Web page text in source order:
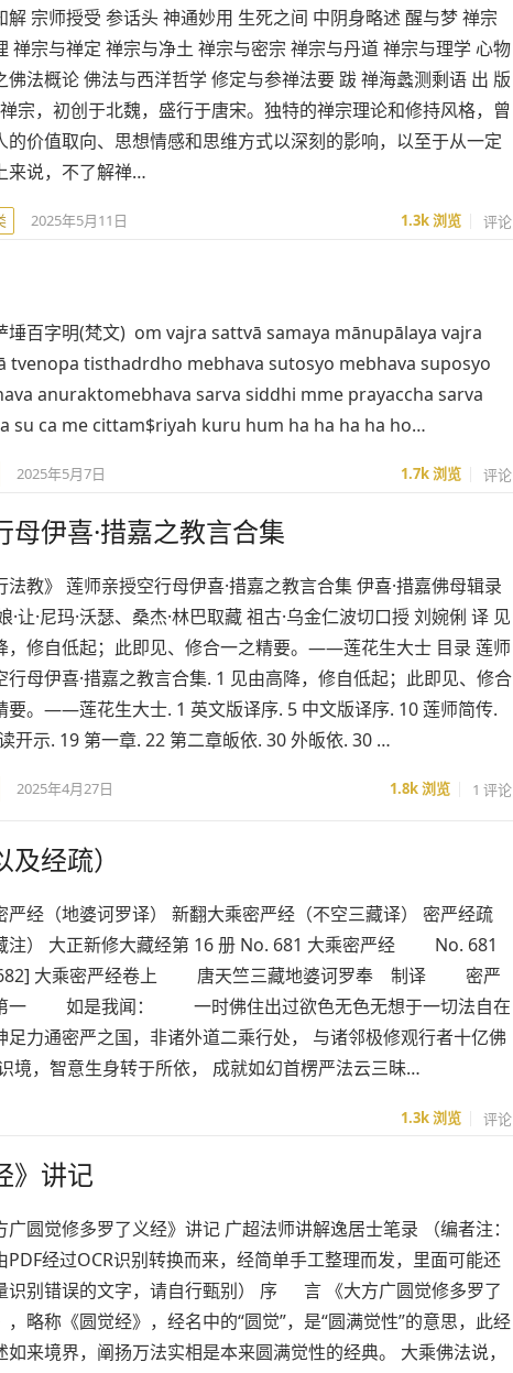
解 宗师授受 参话头 神通妙用 生死之间 中阴身略述 醒与梦 禅宗
禅宗与禅定 禅宗与净土 禅宗与密宗 禅宗与丹道 禅宗与理学 心物
佛法概论 佛法与西洋哲学 修定与参禅法要 跋 禅海蠡测剩语 出 版
宗，初创于北魏，盛行于唐宋。独特的禅宗理论和修持风格，曾
的价值取向、思想情感和思维方式以深刻的影响，以至于从一定
来说，不了解禅…
2025年5月11日 1.3k浏览 评论
埵百字明(梵文) om vajra sattvā samaya mānupālaya vajra
tvenopa tisthadrdho mebhava sutosyo mebhava suposyo
anuraktomebhava sarva siddhi mme prayaccha sarva
su ca me cittam$riyah kuru hum ha ha ha ha ho…
2025年5月7日 1.7k浏览 评论
母伊喜·措嘉之教言合集
法教》 莲师亲授空行母伊喜·措嘉之教言合集 伊喜·措嘉佛母辑录
·让·尼玛·沃瑟、桑杰·林巴取藏 祖古·乌金仁波切口授 刘婉俐 译 见
，修自低起；此即见、修合一之精要。——莲花生大士 目录 莲师
行母伊喜·措嘉之教言合集. 1 见由高降，修自低起；此即见、修合
要。——莲花生大士. 1 英文版译序. 5 中文版译序. 10 莲师简传.
开示. 19 第一章. 22 第二章皈依. 30 外皈依. 30 …
2025年4月27日 1.8k浏览 1 评论
经疏）
严经（地婆诃罗译） 新翻大乘密严经（不空三藏译） 密严经疏
注） 大正新修大藏经第 16 册 No. 681 大乘密严经 No. 681
大乘密严经卷上 唐天竺三藏地婆诃罗奉 制译 密严
一 如是我闻： 一时佛住出过欲色无色无想于一切法自在
足力通密严之国，非诸外道二乘行处， 与诸邻极修观行者十亿佛
境，智意生身转于所依， 成就如幻首楞严法云三昧…
1.3k浏览 评论
》讲记
广圆觉修多罗了义经》讲记 广超法师讲解逸居士笔录 （编者注：
PDF经过OCR识别转换而来，经简单手工整理而发，里面可能还
识别错误的文字，请自行甄别） 序 言 《大方广圆觉修多罗了
，略称《圆觉经》，经名中的“圆觉”，是“圆满觉性”的意思，此经
如来境界，阐扬万法实相是本来圆满觉性的经典。 大乘佛法说，